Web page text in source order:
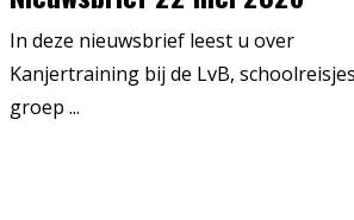
In deze nieuwsbrief leest u over
Kanjertraining bij de LvB,
groep ...